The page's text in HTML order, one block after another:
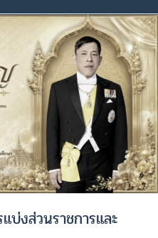
บ่งส่วนราชการและ